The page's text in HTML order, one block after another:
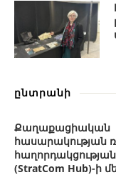
ընտրանի
Քաղաքացիական
հասարակության
(StratCom Hub)-ի